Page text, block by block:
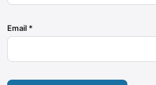
Email *